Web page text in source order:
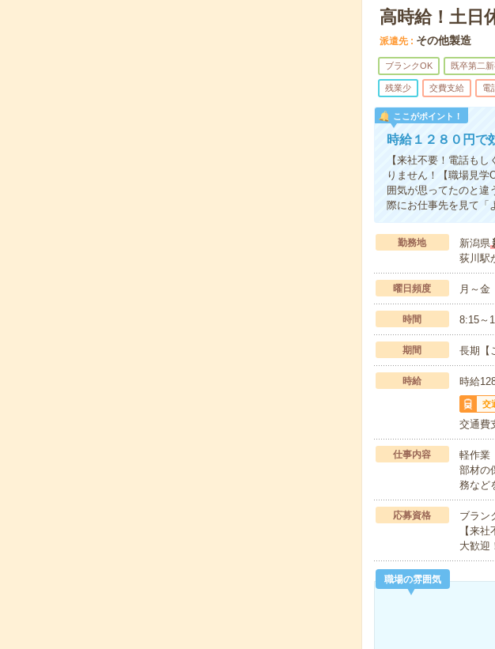
高時給！土日
派遣先 その他製造
ブランクOK 既卒第二
残業少 交費支給 電
ここがポイント！
時給１２８０円で
【来社不要！電話も
りません！【職場見学
囲気が思ってたのと
際にお仕事先を見て
勤務地 新潟県
荻川駅
曜日頻度 月～金
時間 8:15～
期間 長期【
時給 時給
交
交通費
仕事内容
軽作業
部材の
務など
応募資格
ブラン
【来
大歓
職場の雰囲気